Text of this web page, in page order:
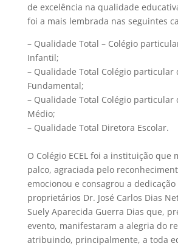
de excelência na qualidade
foi a mais lembrada nas seguintes
– Qualidade Total – Colégio
Infantil;
– Qualidade Total Colégio particular
Fundamental;
– Qualidade Total Colégio particular
Médio;
– Qualidade Total Diretora Escolar.
O Colégio ECEL foi a instituição que
palco, agraciada pelo
emocionou e consagrou a dedicação
proprietários Dr. José Carlos Dias
Suely Aparecida Guerra Dias que,
evento, manifestaram a alegria do
atribuindo, principalmente, a toda